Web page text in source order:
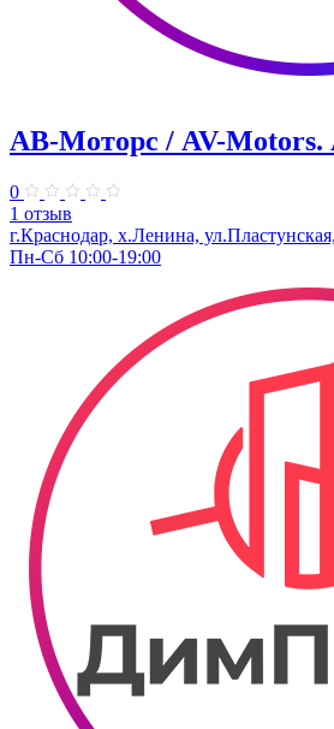
АВ-Моторс / AV-Motors.
0
1 отзыв
г.Краснодар, х.Ленина,
Пн-Сб 10:00-19:00